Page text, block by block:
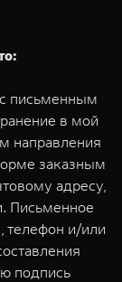
письменным
в мой
направления
заказным
адресу,
Письменное
телефон и/или
подпись